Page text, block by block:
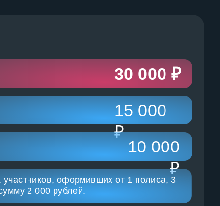
30 000 ₽
15 000
₽
10 000
₽
оформивших от 1 полиса, 3
2 000 рублей.